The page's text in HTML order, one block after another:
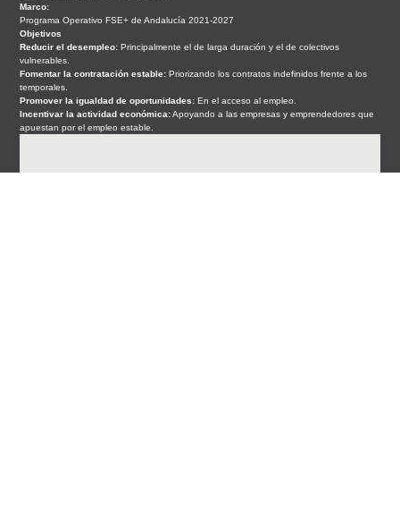
Marco:
Programa Operativo FSE+ de Andalucía 2021-2027
Objetivos
Reducir el desempleo: Principalmente el de larga duración y el de colectivos
vulnerables.
Fomentar la contratación estable: Priorizando los contratos indefinidos frente a los
temporales.
Promover la igualdad de oportunidades: En el acceso al empleo.
Incentivar la actividad económica:Apoyando a las empresas y emprendedores que
apuestan por el empleo estable.